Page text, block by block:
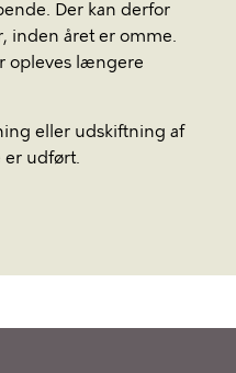
Der kan derfor
inden året er omme.
opleves længere
eller udskiftning af
er udført.